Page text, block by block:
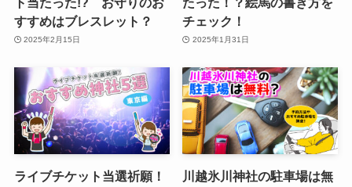
すすめはブレスレット？
2025年2月15日
チェック！
2025年1月31日
ライブチケット当選祈願！
川越氷川神社の駐車場は無